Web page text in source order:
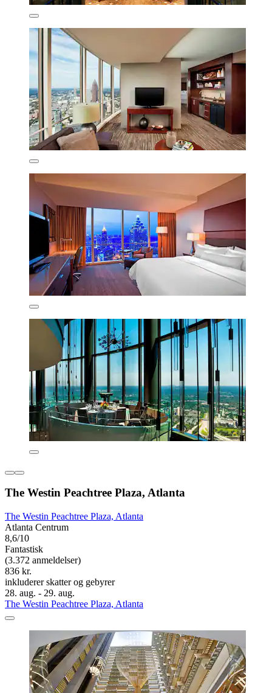
The Westin Peachtree Plaza, Atlanta
The Westin Peachtree Plaza, Atlanta
Atlanta Centrum
8,6/10
Fantastisk
(3.372 anmeldelser)
836 kr.
inkluderer skatter og gebyrer
28. aug. - 29. aug.
The Westin Peachtree Plaza, Atlanta